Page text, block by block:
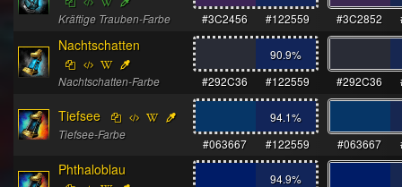
Kräftige Trauben-Farbe
#3C2456
#122559 #3C2852
Nachtschatten
Nachtschatten-Farbe
90.9%
#292C36
#122559 #292C36
Tiefsee
Tiefsee-Farbe
94.1%
#063667
#122559 #063667
Phthaloblau
94.9%